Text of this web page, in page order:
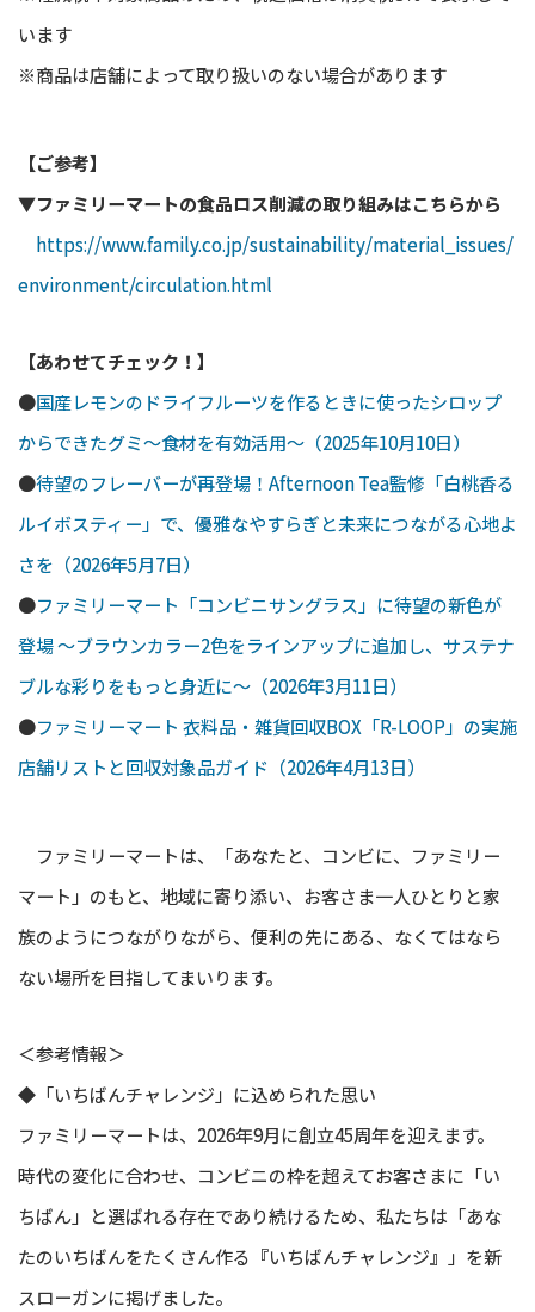
います
※商品は店舗によって取り扱いのない場合があります
【ご参考】
▼ファミリーマートの食品ロス削減の取り組みはこちらから
https://www.family.co.jp/sustainability/material_issues/
environment/circulation.html
【あわせてチェック！】
●国産レモンのドライフルーツを作るときに使ったシロップ
からできたグミ～食材を有効活用～（2025年10月10日）
●待望のフレーバーが再登場！Afternoon Tea監修「白桃香る
ルイボスティー」で、優雅なやすらぎと未来につながる心地よ
さを（2026年5月7日）
●ファミリーマート「コンビニサングラス」に待望の新色が
登場 ～ブラウンカラー2色をラインアップに追加し、サステナ
ブルな彩りをもっと身近に～（2026年3月11日）
●ファミリーマート 衣料品・雑貨回収BOX「R-LOOP」の実施
店舗リストと回収対象品ガイド（2026年4月13日）
ファミリーマートは、「あなたと、コンビに、ファミリー
マート」のもと、地域に寄り添い、お客さま一人ひとりと家
族のようにつながりながら、便利の先にある、なくてはなら
ない場所を目指してまいります。
＜参考情報＞
◆「いちばんチャレンジ」に込められた思い
ファミリーマートは、2026年9月に創立45周年を迎えます。
時代の変化に合わせ、コンビニの枠を超えてお客さまに「い
ちばん」と選ばれる存在であり続けるため、私たちは「あな
たのいちばんをたくさん作る『いちばんチャレンジ』」を新
スローガンに掲げました。